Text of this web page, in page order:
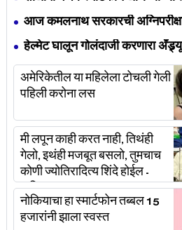
आज कमलनाथ सरकारची
राजीनामे स्वीकारले
हेल्मेट घालून गोलंदाजी करणारा
अमेरिकेतील या महिलेला टोचली गेली
पहिली करोना लस
मी लपून काही करत नाही, तिथंही
गेलो, इथंही मजबूत बसलो, तुमचाच
कोणी ज्योतिरादित्य शिंदे होईल -
अजित पवार
नोकियाचा हा स्मार्टफोन तब्बल 15
हजारांनी झाला स्वस्त